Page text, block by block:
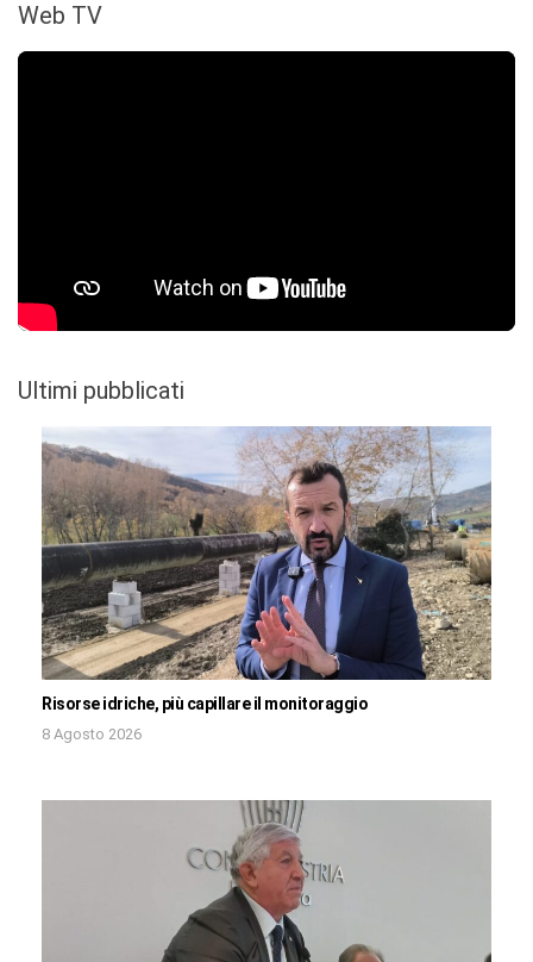
Web TV
Ultimi pubblicati
Risorse idriche, più capillare il monitoraggio
8 Agosto 2026